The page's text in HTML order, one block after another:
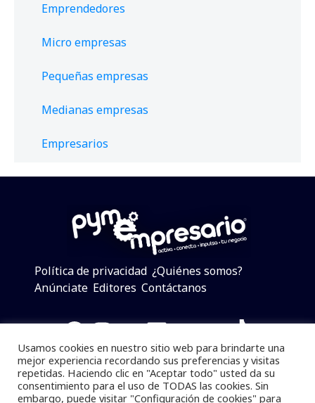
Emprendedores
Micro empresas
Pequeñas empresas
Medianas empresas
Empresarios
Política de privacidad ¿Quiénes somos?
Anúnciate Editores Contáctanos
Facebook
Instagram
Twitter
LinkedIn
Telegram
YouTube
TikTok
Pymempresario © 2025 Todos los derechos reservados.
Usamos cookies en nuestro sitio web para brindarte una
mejor experiencia recordando sus preferencias y visitas
repetidas. Haciendo clic en "Aceptar todo" usted da su
consentimiento para el uso de TODAS las cookies. Sin
embargo, puede visitar "Configuración de cookies" para